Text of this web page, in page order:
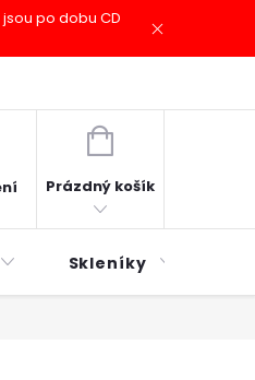
po dobu CD
NÁKUPNÍ
Prázdný košík
Skleníky